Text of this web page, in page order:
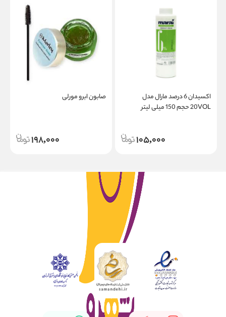
اکسیدان 6 درصد مارال مدل
20VOL حجم 150 میلی لیتر
105,000
صابون ابرو مورلی
198,000